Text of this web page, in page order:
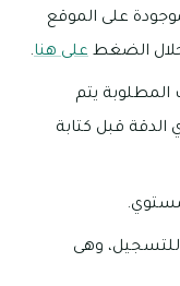
على الموقع
الضغط على هنا.
يتم
قبل كتابة
للتسجيل، وهى